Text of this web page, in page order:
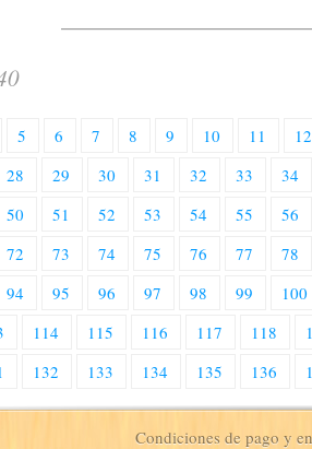
5 6 7 8 9 10 11
12
28 29 30 31 32 33
34
50 51 52 53 54 55
56
72 73 74 75 76 77
78
94 95 96 97 98 99
100
114 115 116 117 118
132 133 134 135 136
Condiciones de pago y